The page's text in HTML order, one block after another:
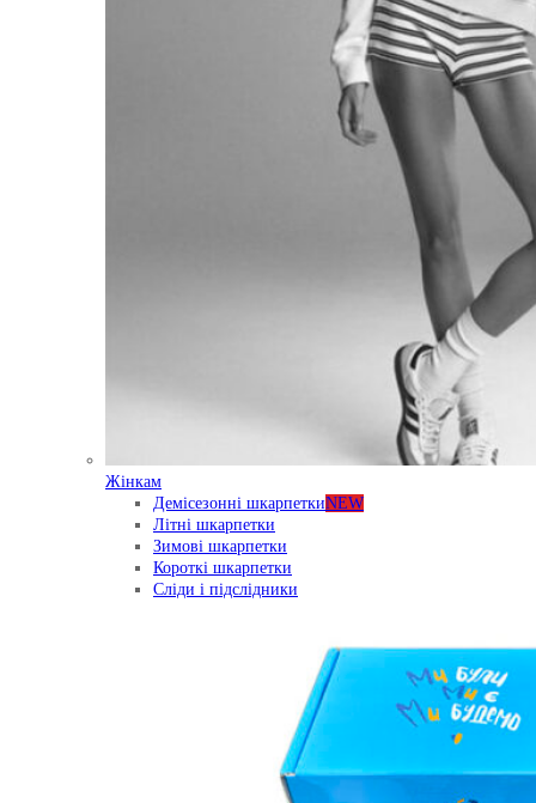
Жінкам
Демісезонні шкарпеткиNEW
Літні шкарпетки
Зимові шкарпетки
Короткі шкарпетки
Сліди і підслідники